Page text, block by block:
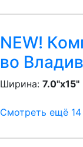
NEW!
во
Ширина: 7.0"x15"
Смотреть ещё 14